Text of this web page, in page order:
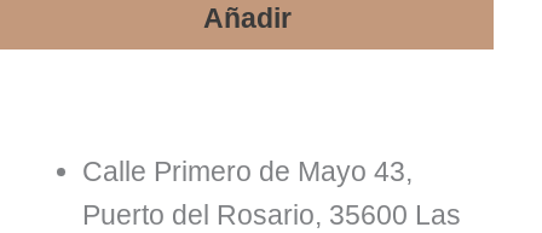
Añadir
Calle Primero de Mayo 43,
Puerto del Rosario, 35600 Las